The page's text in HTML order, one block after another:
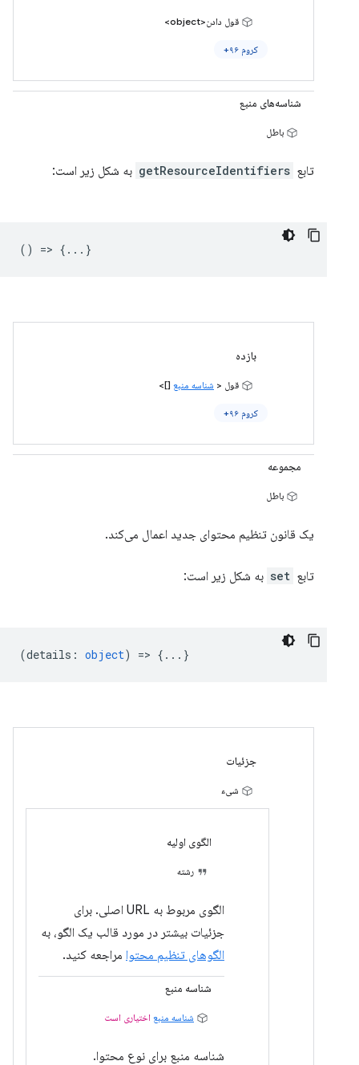
قول دادن<object>
کروم ۹۶+
شناسه‌های منبع
باطل
تابع getResourceIdentifiers به ​​شکل زیر است:
() => {...}
بازده
قول < شناسه منبع []>
کروم ۹۶+
مجموعه
باطل
یک قانون تنظیم محتوای جدید اعمال می‌کند.
تابع set به شکل زیر است:
(details : object) => {...}
جزئیات
شیء
الگوی اولیه
رشته
الگوی مربوط به URL اصلی. برای
جزئیات بیشتر در مورد قالب یک الگو، به
الگوهای تنظیم محتوا مراجعه کنید.
شناسه منبع
شناسه منبع اختیاری است
شناسه منبع برای نوع محتوا.